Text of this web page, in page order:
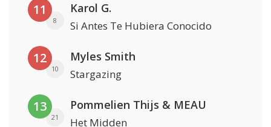
11
8
Karol G.
Si Antes Te Hubiera Conocido
12
10
Myles Smith
Stargazing
13
21
Pommelien Thijs & MEAU
Het Midden